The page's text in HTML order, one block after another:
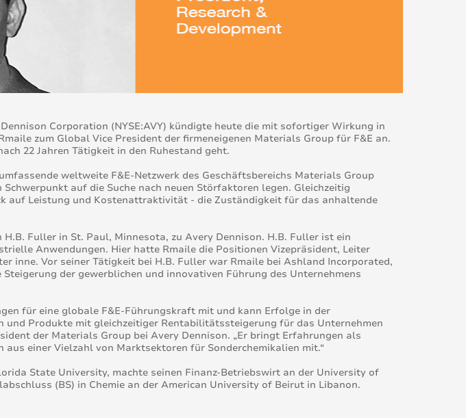
Corporation (NYSE:AVY) kündigte heute die mit sofortiger Wirkung in
zum Global Vice President der firmeneigenen Materials Group für F&E an.
22 Jahren Tätigkeit in den Ruhestand geht.
weltweite F&E-Netzwerk des Geschäftsbereichs Materials Group
auf die Suche nach neuen Störfaktoren legen. Gleichzeitig
auf Leistung und Kostenattraktivität - die Zuständigkeit für das anhaltende
Fuller in St. Paul, Minnesota, zu Avery Dennison. H.B. Fuller ist ein
Anwendungen. Hier hatte Rmaile die Positionen Vizepräsident, Leiter
inne. Vor seiner Tätigkeit bei H.B. Fuller war Rmaile bei Ashland Incorporated,
der gewerblichen und innovativen Führung des Unternehmens
für eine globale F&E-Führungskraft mit und kann Erfolge in der
und Produkte mit gleichzeitiger Rentabilitätssteigerung für das Unternehmen
der Materials Group bei Avery Dennison. „Er bringt Erfahrungen als
einer Vielzahl von Marktsektoren für Sonderchemikalien mit.“
State University, machte seinen Finanz-Betriebswirt an der University of
(BS) in Chemie an der American University of Beirut in Libanon.